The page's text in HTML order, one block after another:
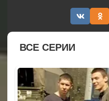
ВСЕ СЕРИИ